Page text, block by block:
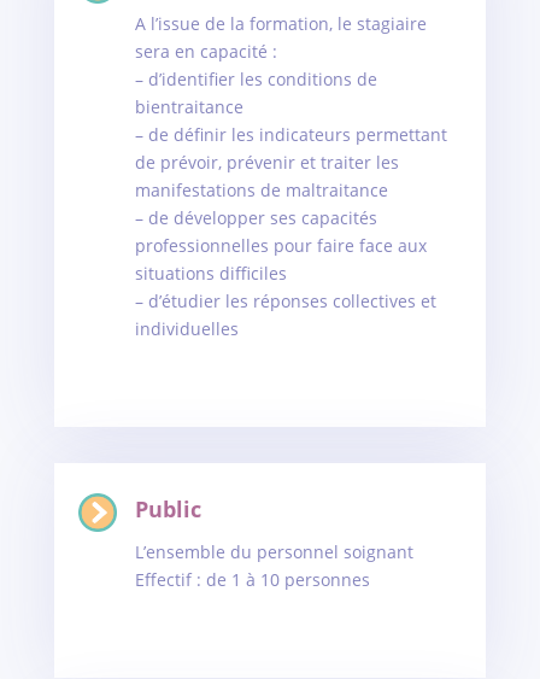
A l’issue de la formation, le stagiaire
sera en capacité :
– d’identifier les conditions de
bientraitance
– de définir les indicateurs permettant
de prévoir, prévenir et traiter les
manifestations de maltraitance
– de développer ses capacités
professionnelles pour faire face aux
situations difficiles
– d’étudier les réponses collectives et
individuelles
Public
L’ensemble du personnel soignant
Effectif : de 1 à 10 personnes